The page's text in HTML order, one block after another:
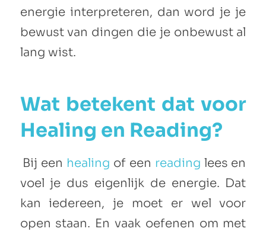
energie interpreteren, dan word je je
bewust van dingen die je onbewust al
lang wist.
Wat betekent dat voor
Healing en Reading?
Bij een healing of een reading lees en
voel je dus eigenlijk de energie. Dat
kan iedereen, je moet er wel voor
open staan. En vaak oefenen om met